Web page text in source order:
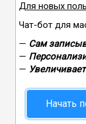
Для новых
Чат-бот для
— Сам
—
—
Начать